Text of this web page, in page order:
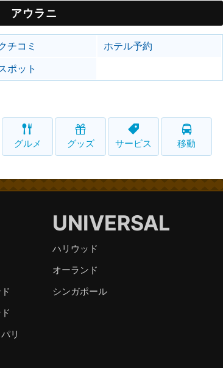
アウラニ
チコミ
ホテル予約
ポット
グルメ グッズ サービス 移動
リ
UNIVERSAL
ハリウッド
オーランド
シンガポール